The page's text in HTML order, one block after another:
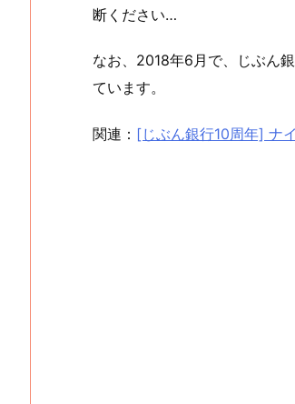
断ください…
なお、2018年6月で、じぶん
ています。
関連： [じぶん銀行10周年] ナ